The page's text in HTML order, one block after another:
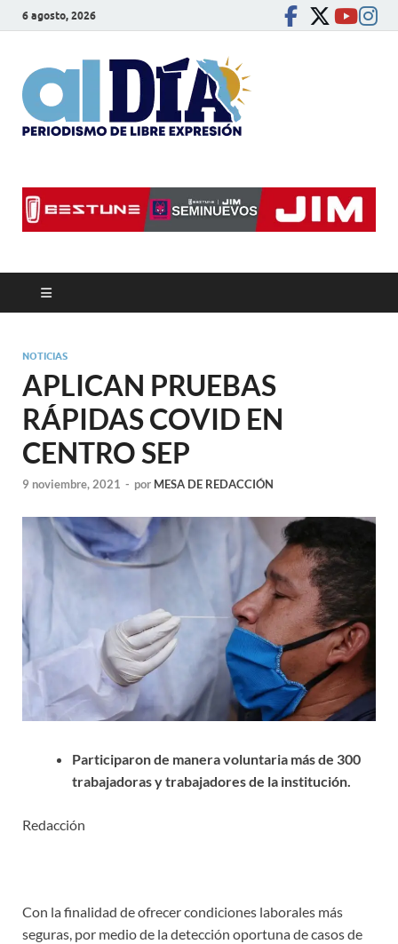
6 agosto, 2026
NOTICIAS
APLICAN PRUEBAS
RÁPIDAS COVID EN
CENTRO SEP
9 noviembre, 2021 - por MESA DE REDACCIÓN
Participaron de manera voluntaria más de 300
trabajadoras y trabajadores de la institución.
Redacción
Con la finalidad de ofrecer condiciones laborales más
seguras, por medio de la detección oportuna de casos de